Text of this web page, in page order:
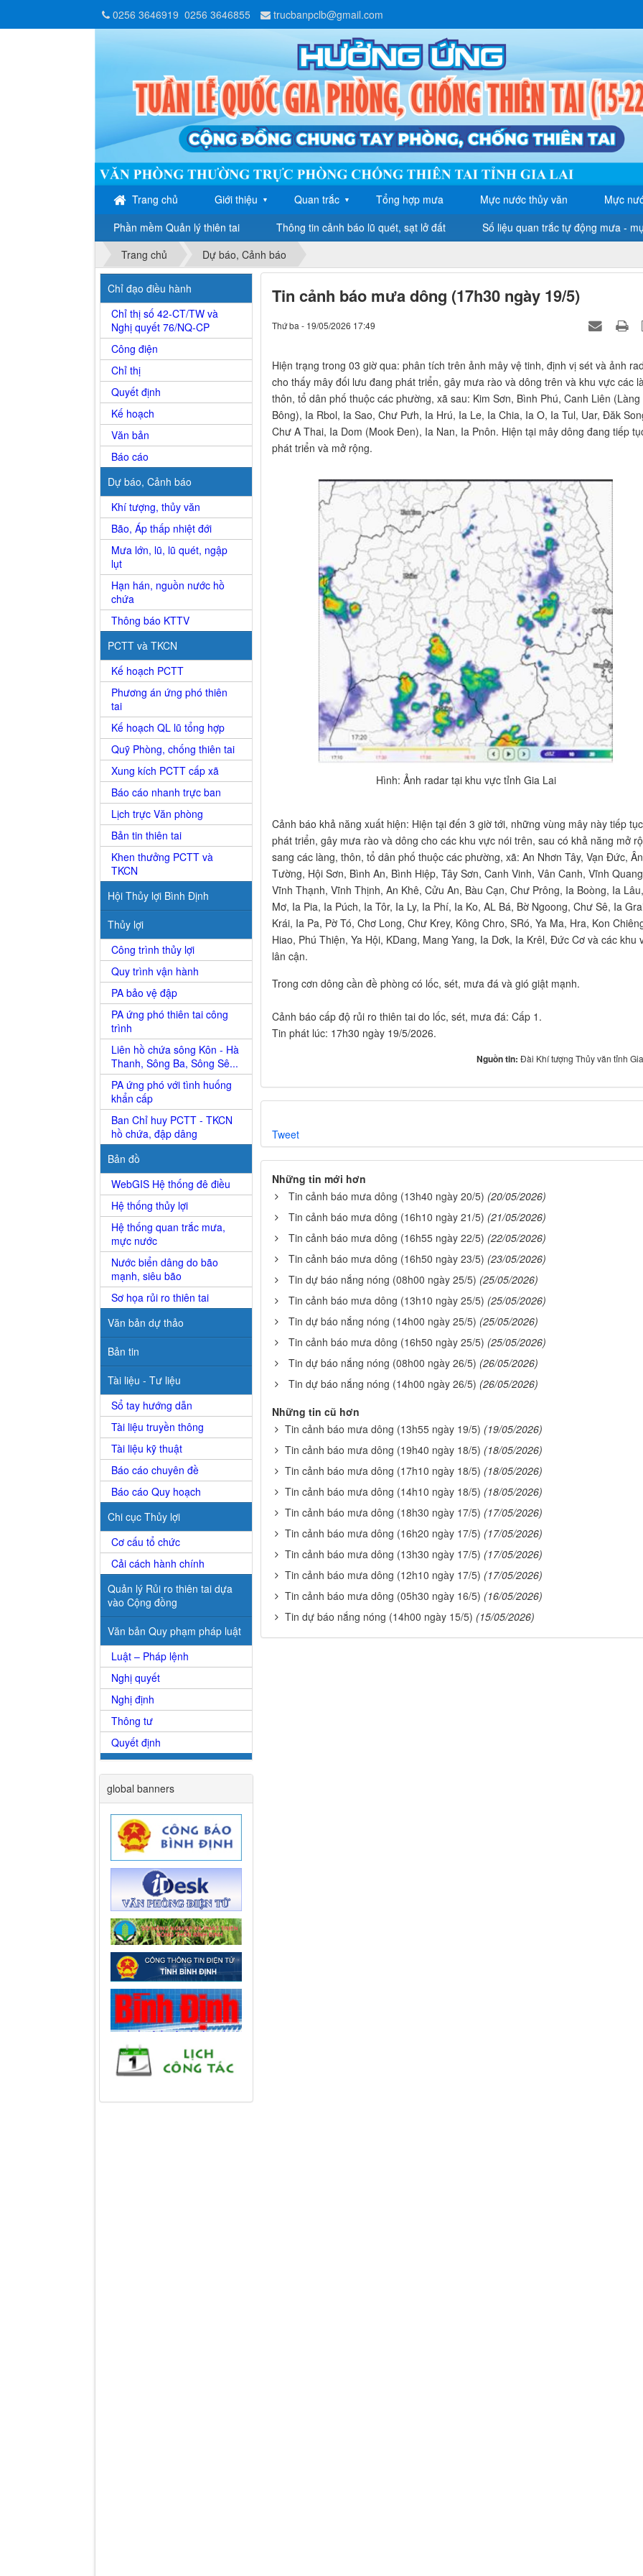
Trang chủ Giới thiệu ▼ Quan trắc ▼ Tổng hợp mưa Mực nước thủy văn
Mực
Phần mềm Quản lý thiên tai
Thông tin cảnh báo lũ quét, sạt lở đất Số liệu quan trắc tự động mưa -
0256 3646919 0256 3646855 trucbanpclb@gmail.com
Trang chủ Dự báo, Cảnh báo
Tin cảnh báo mưa dông (17h30 ngày 19/5)
Thứ ba - 19/05/2026 17:49
Hiện trạng trong 03 giờ qua: phân tích trên ảnh mây vệ tinh, định vị sét và ảnh
cho thấy mây đối lưu đang phát triển, gây mưa rào và dông trên và khu vực các
thôn, tổ dân phố thuộc các phường, xã sau: Kim Sơn, Bình Phú, Canh Liên (Làng
Bông), Ia Rbol, Ia Sao, Chư Pưh, Ia Hrú, Ia Le, Ia Chia, Ia O, Ia Tul, Uar, Đăk
Chư A Thai, Ia Dom (Mook Đen), Ia Nan, Ia Pnôn. Hiện tại mây dông đang tiếp
phát triển và mở rộng.
Hình: Ảnh radar tại khu vực tỉnh Gia Lai
Cảnh báo khả năng xuất hiện: Hiện tại đến 3 giờ tới, những vùng mây này tiếp tục
phát triển, gây mưa rào và dông cho các khu vực nói trên, sau có khả năng mở
sang các làng, thôn, tổ dân phố thuộc các phường, xã: An Nhơn Tây, Vạn Đức, Ân
Tường, Hội Sơn, Bình An, Bình Hiệp, Tây Sơn, Canh Vinh, Vân Canh, Vĩnh
Vĩnh Thạnh, Vĩnh Thịnh, An Khê, Cửu An, Bàu Cạn, Chư Prông, Ia Boòng, Ia
Mơ, Ia Pia, Ia Púch, Ia Tôr, Ia Ly, Ia Phí, Ia Ko, AL Bá, Bờ Ngoong, Chư Sê, Ia
Krái, Ia Pa, Pờ Tó, Chơ Long, Chư Krey, Kông Chro, SRó, Ya Ma, Hra, Kon
Hiao, Phú Thiện, Ya Hội, KDang, Mang Yang, Ia Dơk, Ia Krêl, Đức Cơ và các khu
lân cận.
Trong cơn dông cần đề phòng có lốc, sét, mưa đá và gió giật mạnh.
Cảnh báo cấp độ rủi ro thiên tai do lốc, sét, mưa đá: Cấp 1.
Tin phát lúc: 17h30 ngày 19/5/2026.
Nguồn tin:Đài Khí tượng Thủy văn tỉnh
Tweet
Những tin mới hơn
Tin cảnh báo mưa dông (13h40 ngày 20/5) (20/05/2026)
Tin cảnh báo mưa dông (16h10 ngày 21/5) (21/05/2026)
Tin cảnh báo mưa dông (16h55 ngày 22/5) (22/05/2026)
Tin cảnh báo mưa dông (16h50 ngày 23/5) (23/05/2026)
Tin dự báo nắng nóng (08h00 ngày 25/5) (25/05/2026)
Tin cảnh báo mưa dông (13h10 ngày 25/5) (25/05/2026)
Tin dự báo nắng nóng (14h00 ngày 25/5) (25/05/2026)
Tin cảnh báo mưa dông (16h50 ngày 25/5) (25/05/2026)
Tin dự báo nắng nóng (08h00 ngày 26/5) (26/05/2026)
Tin dự báo nắng nóng (14h00 ngày 26/5) (26/05/2026)
Những tin cũ hơn
Tin cảnh báo mưa dông (13h55 ngày 19/5) (19/05/2026)
Tin cảnh báo mưa dông (19h40 ngày 18/5) (18/05/2026)
Tin cảnh báo mưa dông (17h10 ngày 18/5) (18/05/2026)
Tin cảnh báo mưa dông (14h10 ngày 18/5) (18/05/2026)
Tin cảnh báo mưa dông (18h30 ngày 17/5) (17/05/2026)
Tin cảnh báo mưa dông (16h20 ngày 17/5) (17/05/2026)
Tin cảnh báo mưa dông (13h30 ngày 17/5) (17/05/2026)
Tin cảnh báo mưa dông (12h10 ngày 17/5) (17/05/2026)
Tin cảnh báo mưa dông (05h30 ngày 16/5) (16/05/2026)
Tin dự báo nắng nóng (14h00 ngày 15/5) (15/05/2026)
Chỉ đạo điều hành
Chỉ thị số 42-CT/TW và
Nghị quyết 76/NQ-CP
Công điện
Chỉ thị
Quyết định
Kế hoạch
Văn bản
Báo cáo
Dự báo, Cảnh báo
Khí tượng, thủy văn
Bão, Áp thấp nhiệt đới
Mưa lớn, lũ, lũ quét, ngập
lụt
Hạn hán, nguồn nước hồ
chứa
Thông báo KTTV
PCTT và TKCN
Kế hoạch PCTT
Phương án ứng phó thiên
tai
Kế hoạch QL lũ tổng hợp
Quỹ Phòng, chống thiên tai
Xung kích PCTT cấp xã
Báo cáo nhanh trực ban
Lịch trực Văn phòng
Bản tin thiên tai
Khen thưởng PCTT và
TKCN
Hội Thủy lợi Bình Định
Thủy lợi
Công trình thủy lợi
Quy trình vận hành
PA bảo vệ đập
PA ứng phó thiên tai công
trình
Liên hồ chứa sông Kôn - Hà
Thanh, Sông Ba, Sông Sê...
PA ứng phó với tình huống
khẩn cấp
Ban Chỉ huy PCTT - TKCN
hồ chứa, đập dâng
Bản đồ
WebGIS Hệ thống đê điều
Hệ thống thủy lợi
Hệ thống quan trắc mưa,
mực nước
Nước biển dâng do bão
mạnh, siêu bão
Sơ họa rủi ro thiên tai
Văn bản dự thảo
Bản tin
Tài liệu - Tư liệu
Sổ tay hướng dẫn
Tài liệu truyền thông
Tài liệu kỹ thuật
Báo cáo chuyên đề
Báo cáo Quy hoạch
Chi cục Thủy lợi
Cơ cấu tổ chức
Cải cách hành chính
Quản lý Rủi ro thiên tai dựa
vào Cộng đồng
Văn bản Quy phạm pháp luật
Luật – Pháp lệnh
Nghị quyết
Nghị định
Thông tư
Quyết định
global banners